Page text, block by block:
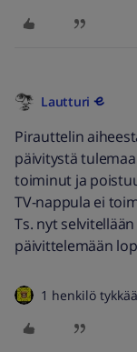
Lautturi
Pirauttelin
päivitystä
toiminut ja
TV-nappula ei
Ts. nyt
päivittelemään
1 henkilö